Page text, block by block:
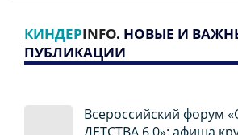
КИНДЕРINFO. НОВЫЕ И
ПУБЛИКАЦИИ
Всероссийский форум